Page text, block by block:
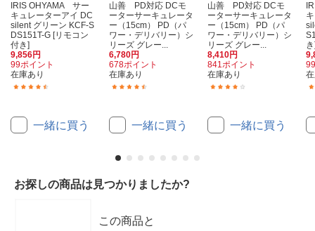
IRIS OHYAMA サー
キュレーターアイ DC
silent グリーン KCF-S
DS151T-G [リモコン
付き]
9,856円
99ポイント
在庫あり
一緒に買う
山善 PD対応 DCモ
ーターサーキュレータ
ー（15cm） PD（パ
ワー・デリバリー）シ
リーズ グレー...
6,780円
678ポイント
在庫あり
一緒に買う
山善 PD対応 DCモ
ーターサーキュレータ
ー（15cm） PD（パ
ワー・デリバリー）シ
リーズ グレー...
8,410円
841ポイント
在庫あり
一緒に買う
お探しの商品は見つかりましたか?
この商品と